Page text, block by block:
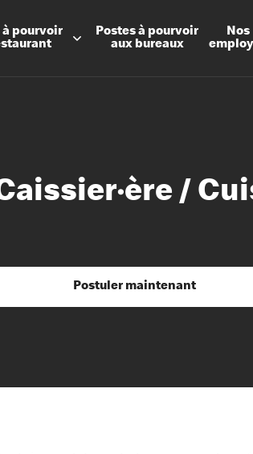
à pourvoir
Postes à pourvoir
aux bureaux
Nos
/
Postuler maintenant